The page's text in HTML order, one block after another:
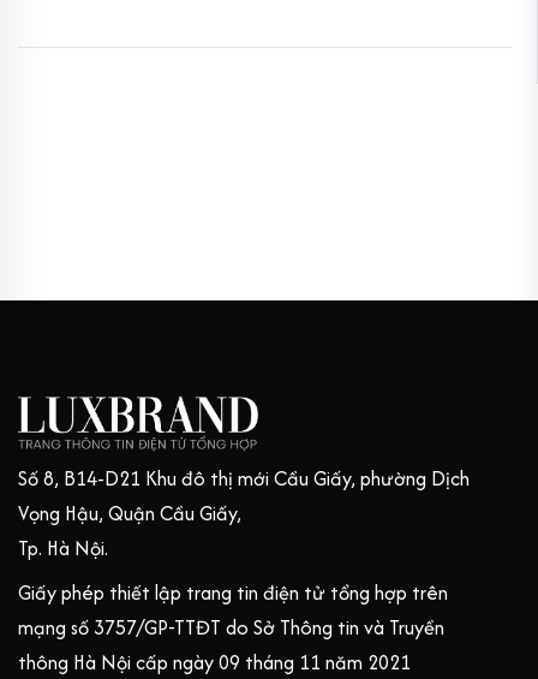
Số 8, B14-D21 Khu đô thị mới Cầu Giấy, phường Dịch
Vọng Hậu, Quận Cầu Giấy,
Tp. Hà Nội.
Giấy phép thiết lập trang tin điện tử tổng hợp trên
mạng số 3757/GP-TTĐT do Sở Thông tin và Truyền
thông Hà Nội cấp ngày 09 tháng 11 năm 2021